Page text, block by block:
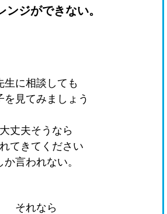
ンジができない。
生に相談しても
を見てみましょう
大丈夫そうなら
てきてください
か言われない。
それなら